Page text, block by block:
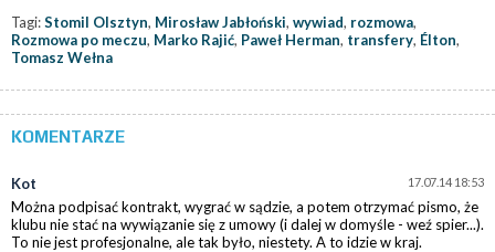
Tagi:Stomil Olsztyn, Mirosław Jabłoński, wywiad, rozmowa,
Rozmowa po meczu, Marko Rajić, Paweł Herman, transfery, Élton,
Tomasz Wełna
KOMENTARZE
17.07.14 18:53
Kot
Można podpisać kontrakt, wygrać w sądzie, a potem otrzymać pismo, że
klubu nie stać na wywiązanie się z umowy (i dalej w domyśle - weź spier...).
To nie jest profesjonalne, ale tak było, niestety. A to idzie w kraj.